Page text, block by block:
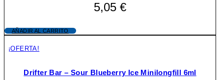
5,05 €
AÑADIR AL CARRITO
¡OFERTA!
Drifter Bar – Sour Blueberry Ice Minilongfill 6ml